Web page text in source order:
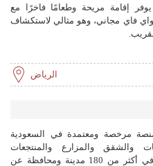
إقامة مريحة وطعامًا فاخرًا مع
وواي فاي مجاني، وهو مثالي لاستكشاف
الرياض
مرخصة ومعتمدة في السعودية
والشقق والمزارع والمنتجعات
والمزيد. ابحث في أكثر من 180 مدينة ومحافظة عن